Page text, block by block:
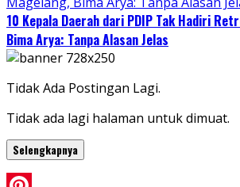
10 Kepala Daerah dari PDIP Tak Hadiri
Bima Arya: Tanpa Alasan Jelas
Tidak Ada Postingan Lagi.
Tidak ada lagi halaman untuk dimuat.
Selengkapnya